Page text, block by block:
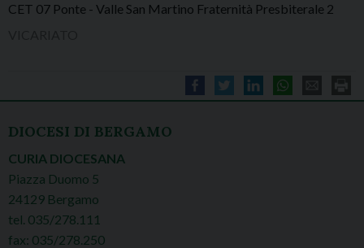
CET 07 Ponte - Valle San Martino Fraternità Presbiterale 2
DIOCESI DI BERGAMO
CURIA DIOCESANA
Piazza Duomo 5
24129 Bergamo
tel. 035/278.111
fax: 035/278.250